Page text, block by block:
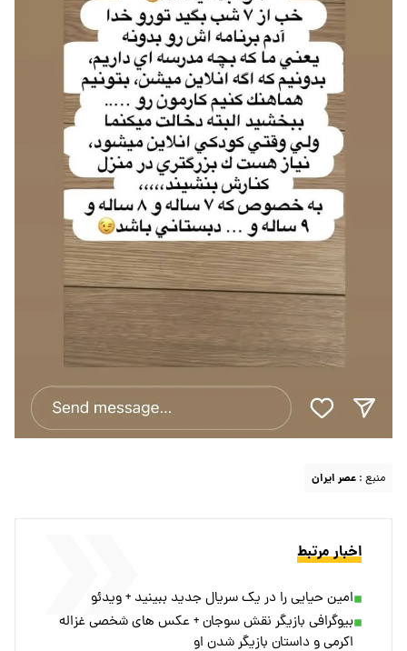
منبع : عصر ایران
اخبار مرتبط
امین حیایی را در یک سریال جدید ببینید + ویدئو
بیوگرافی بازیگر نقش سوجان + عکس های شخصی غزاله
اکرمی و داستان بازیگر شدن او